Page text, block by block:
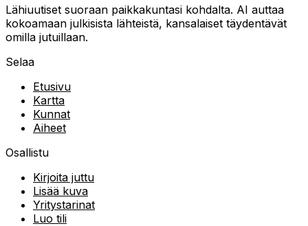
Lähiuutiset suoraan paikkakuntasi kohdalta. AI auttaa
kokoamaan julkisista lähteistä, kansalaiset täydentävät
omilla jutuillaan.
Selaa
Etusivu
Kartta
Kunnat
Aiheet
Osallistu
Kirjoita juttu
Lisää kuva
Yritystarinat
Luo tili